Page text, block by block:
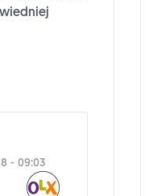
- 09:03